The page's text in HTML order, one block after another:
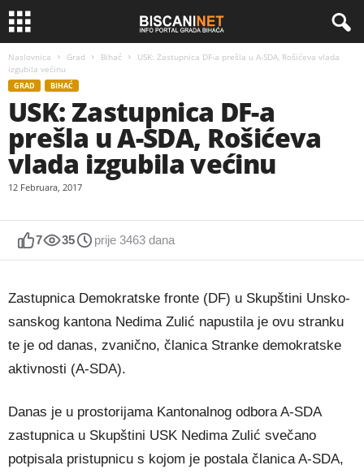
Naslovnica Grad Bihać
USK: Zastupnica DF-a prešla u A-SDA, Rošićeva vlada
izgubila većinu
GRAD BIHAĆ
USK: Zastupnica DF-a
prešla u A-SDA, Rošićeva
vlada izgubila većinu
12 Februara, 2017
7 35 prije 3463 dana
Zastupnica Demokratske fronte (DF) u Skupštini Unsko-
sanskog kantona Nedima Zulić napustila je ovu stranku
te je od danas, zvanično, članica Stranke demokratske
aktivnosti (A-SDA).
Danas je u prostorijama Kantonalnog odbora A-SDA
zastupnica u Skupštini USK Nedima Zulić svečano
potpisala pristupnicu s kojom je postala članica A-SDA,